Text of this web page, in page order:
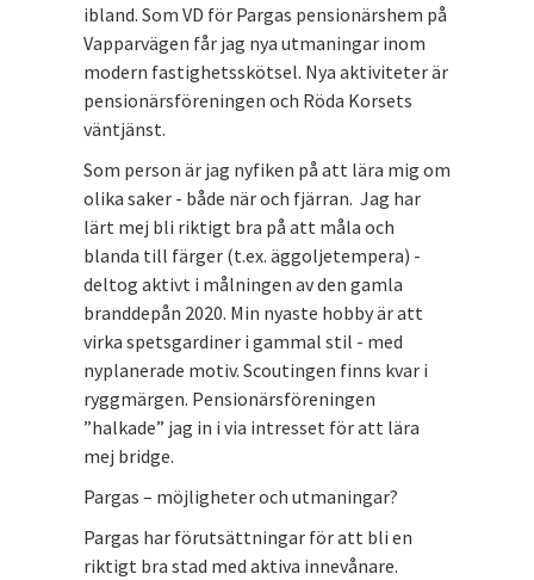
ibland. Som VD för Pargas pensionärshem på
Vapparvägen får jag nya utmaningar inom
modern fastighetsskötsel. Nya aktiviteter är
pensionärsföreningen och Röda Korsets
väntjänst.
Som person är jag nyfiken på att lära mig om
olika saker - både när och fjärran. Jag har
lärt mej bli riktigt bra på att måla och
blanda till färger (t.ex. äggoljetempera) -
deltog aktivt i målningen av den gamla
branddepån 2020. Min nyaste hobby är att
virka spetsgardiner i gammal stil - med
nyplanerade motiv. Scoutingen finns kvar i
ryggmärgen. Pensionärsföreningen
”halkade” jag in i via intresset för att lära
mej bridge.
Pargas – möjligheter och utmaningar?
Pargas har förutsättningar för att bli en
riktigt bra stad med aktiva innevånare.